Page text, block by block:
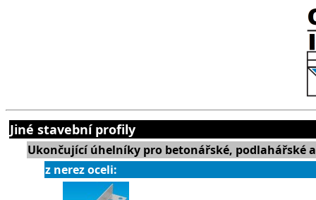
Jiné stavební profily
Ukončující úhelníky pro betonářské, podlahářské
z nerez oceli: